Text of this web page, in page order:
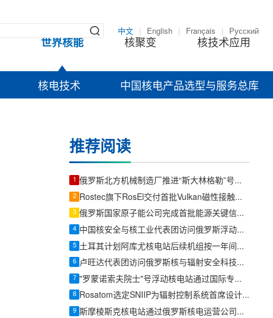
中文 English Français Русский
世界核能 核聚变 核技术应用
核电技术 中国核电产品选型与服务总库
推荐阅读
1 俄罗斯北方机械制造厂推进“斯大林格勒”号破冰船主推力轴承生产
2 Rostec旗下RosEl交付首批Vulkan磁性接触传感器
3 俄罗斯国家原子能公司完成首批能源关键信息基础设施产品认证
4 中国核安全与核工业代表团访问俄罗斯浮动核热电站
5 土耳其计划阿库尤核电站后续机组按一年间隔投产
6 卢旺达代表团访问俄罗斯核与辐射安全科技中心
7 "罗蒙诺索夫院士"号浮动核电站通过国际专家双周审计，整改项较2022年显著减少
8 Rosatom选定SNIIP为辐射控制系统首席设计机构，统管核设施放射仪表标准化与进口替代保障
9 斯摩棱斯克核电站通过俄罗斯核电运营公司安全专项检查